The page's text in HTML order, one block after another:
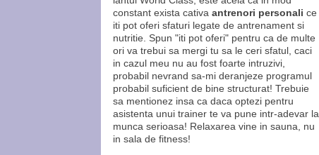
constant exista cativa antrenori personali ce
iti pot oferi sfaturi legate de antrenament si
nutritie. Spun "iti pot oferi" pentru ca de multe
ori va trebui sa mergi tu sa le ceri sfatul, caci
in cazul meu nu au fost foarte intruzivi,
probabil nevrand sa-mi deranjeze programul
probabil suficient de bine structurat! Trebuie
sa mentionez insa ca daca optezi pentru
asistenta unui trainer te va pune intr-adevar la
munca serioasa! Relaxarea vine in sauna, nu
in sala de fitness!